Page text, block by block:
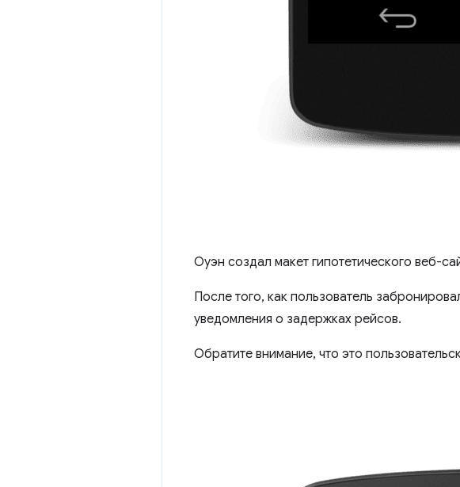
Оуэн создал макет гипотетического веб-
После того, как пользователь
уведомления о задержках рейсов.
Обратите внимание, что это